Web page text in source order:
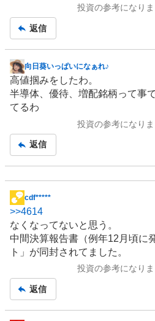
投資の参考になりま
返信
掲
示
板
記
向日葵いっぱいになぁれ♪
高値掴みをしたわ。
半導体 、優待、増配銘柄って事
てるわ
投資の参考になりま
返信
掲
示
板
記
事
cdf*****
>>4614
なくなってないと思う。
中間決算報告書（例年12月頃に
ト」が同封されてました。
投資の参考になりま
返信